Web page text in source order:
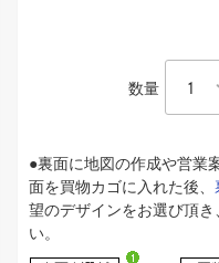
数量
●裏面に地図の作成や営業
面を買物カゴに入れた後、
望のデザインをお選び頂
い。